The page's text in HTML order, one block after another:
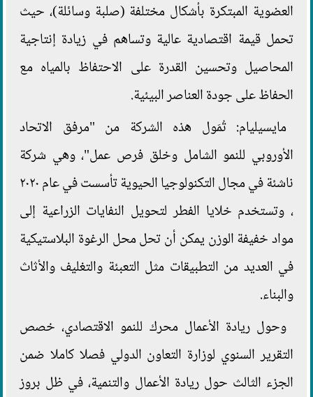
العضوية المبتكرة بأشكال مختلفة (صلبة وسائلة)، حيث
تحمل قيمة اقتصادية عالية وتساهم في زيادة إنتاجية
المحاصيل وتحسين القدرة على الاحتفاظ بالمياه مع
الحفاظ على جودة العناصر البيئية.
مايسيليام: تُمَول هذه الشركة من "مرفق الاتحاد
الأوروبي للنمو الشامل وخلق فرص عمل"، وهي شركة
ناشئة في مجال التكنولوجيا الحيوية تأسست في عام ٢٠٢٠
، وتستخدم خلايا الفطر لتحويل النفايات الزراعية إلى
مواد خفيفة الوزن يمكن أن تحل محل الرغوة البلاستيكية
في العديد من التطبيقات مثل التعبئة والتغليف والأثاث
والبناء.
وحول ريادة الأعمال محرك للنمو الاقتصادي، خصص
التقرير السنوي لوزارة التعاون الدولي فصلا كاملا ضمن
الجزء الثالث حول ريادة الأعمال والتنمية، في ظل بروز